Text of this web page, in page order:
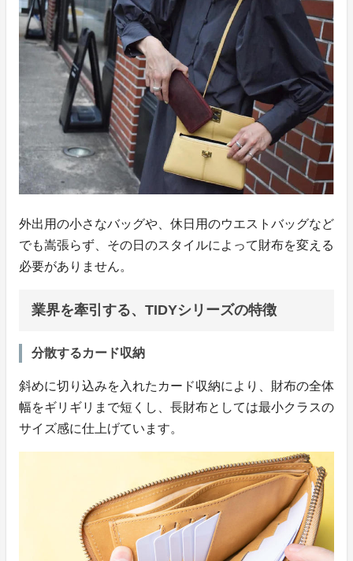
外出用の小さなバッグや、休日用のウエストバッグなど
でも嵩張らず、その日のスタイルによって財布を変える
必要がありません。
業界を牽引する、TIDYシリーズの特徴
分散するカード収納
斜めに切り込みを入れたカード収納により、財布の全体
幅をギリギリまで短くし、長財布としては最小クラスの
サイズ感に仕上げています。